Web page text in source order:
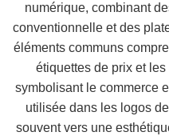
numérique, combinant
conventionnelle et des
éléments communs
étiquettes de prix et
symbolisant le commerce
utilisée dans les logos
souvent vers une